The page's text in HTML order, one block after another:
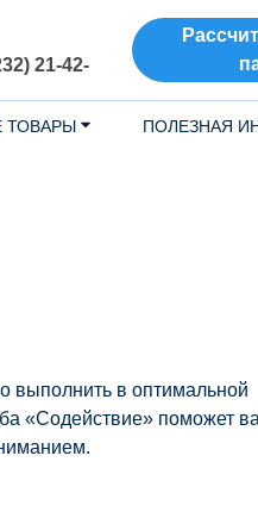
21-42-
ТОВАРЫ ПОЛЕЗНАЯ
выполнить в оптимальной
«Содействие» поможет